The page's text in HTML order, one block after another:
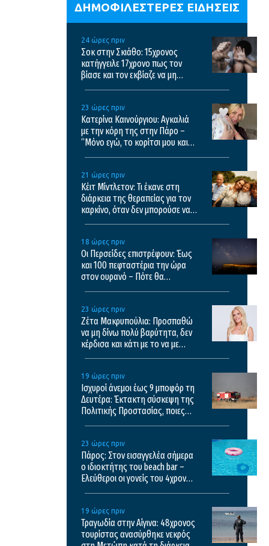
ΔΗΜΟΦΙΛΕΣΤΕΡΕΣ ΕΙΔΗΣΕΙΣ
24 ώρες πριν
Σοκ στην Σκιάθο: 15χρονος
κατήγγειλε 17χρονο πως τον
βίασε και τον εκβίαζε να μη
23 ώρες πριν
Κατερίνα Καινούργιου: Αγκαλιά
με την κόρη της στην Πάρο –
“Μόνο εγώ, το κορίτσι μου και
21 ώρες πριν
Κέιτ Μίντλετον: Τι έκανε στη
διάρκεια της θεραπείας για τον
καρκίνο, όταν δεν μπορούσε να
18 ώρες πριν
Oι Περσείδες επιστρέφουν: Έως
και 100 πεφταστέρια την ώρα
στον ουρανό – Πότε θα
23 ώρες πριν
Ζέτα Μακρυπούλια: Προσπαθώ
να μη δίνω πολύ βαρύτητα, δεν
κέρδισα και κάτι με το να με
19 ώρες πριν
Ισχυροί άνεμοι έως 9 μποφόρ τη
Δευτέρα: Έκτακτη σύσκεψη της
Πολιτικής Προστασίας, ποιες
23 ώρες πριν
Πάρος: Στον εισαγγελέα σήμερα
ο ιδιοκτήτης του beach bar –
Ελεύθεροι οι γονείς του 4χρονου
19 ώρες πριν
Τραγωδία στην Αίγινα: 48χρονος
τουρίστας ανασύρθηκε νεκρός